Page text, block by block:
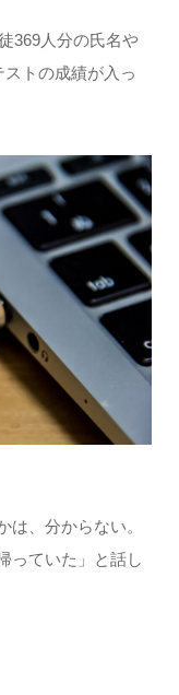
369人分の氏名や
トの成績が入っ
、分からない。
っていた」と話し